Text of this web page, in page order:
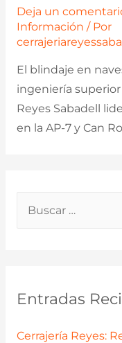
p
Entradas
Cerrajería Reyes:
Deja un
Información / Por
El blindaje en
ingeniería superior
Reyes Sabadell
en la AP-7 y Can